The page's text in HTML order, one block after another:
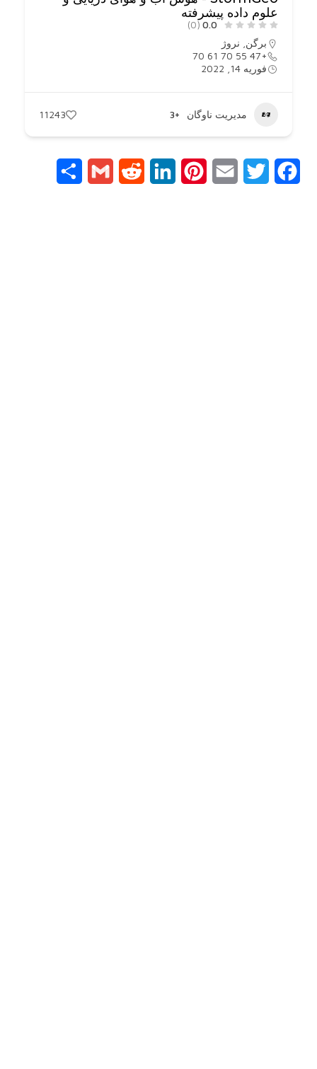
علوم داده پیشرفته
0.0
(0)
برگن نروژ
+47 55 70 61 70
فوریه 14, 2022
مدیریت ناوگان +3
11243
Facebook
Twitter
Email
Pinterest
LinkedIn
Reddit
Gmail